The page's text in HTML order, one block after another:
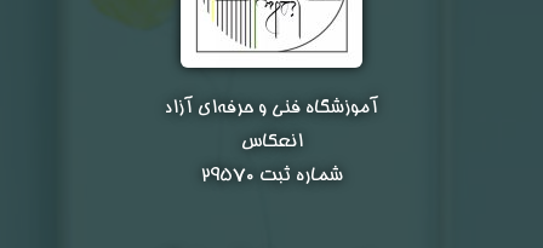
آموزشگاه فنی و حرفه‌ای آزاد
انعکاس
شماره ثبت ۲۹۵۷۰